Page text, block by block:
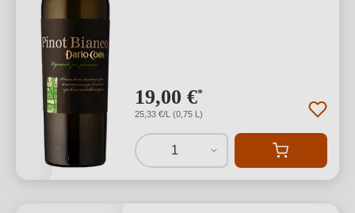
19,00 €*
25,33 €/L (0,75 L)
1